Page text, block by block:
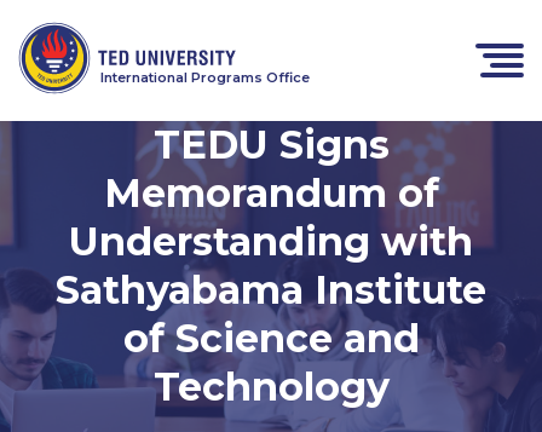
International Programs Office
TEDU Signs
Memorandum of
Understanding with
Sathyabama Institute
of Science and
Technology